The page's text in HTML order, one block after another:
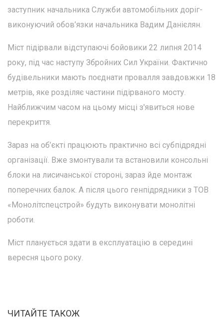
заступник начальника Служби автомобільних доріг-
виконуючий обов’язки начальника Вадим Данієлян.
Міст підірвали відступаючі бойовики 22 липня 2014
року, під час наступу Збройних Сил України. Фактично
будівельники мають поєднати провалля завдовжки 18
метрів, яке розділяє частини підірваного мосту.
Найближчим часом на цьому місці з'явиться нове
перекриття.
Зараз на об’єкті працюють практично всі субпідрядні
організації. Вже змонтували та встановили консольні
блоки на лисичанської стороні, зараз йде монтаж
поперечних балок. А після цього генпідрядники з ТОВ
«Монолітспецстрой» будуть виконувати монолітні
роботи.
Міст планується здати в експлуатацію в середині
вересня цього року.
ЧИТАЙТЕ ТАКОЖ